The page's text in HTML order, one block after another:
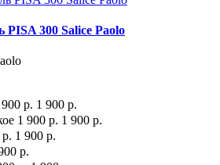
PISA 300 Salice Paolo
1 900 р.
1 900 р.
1 900 р.
р.